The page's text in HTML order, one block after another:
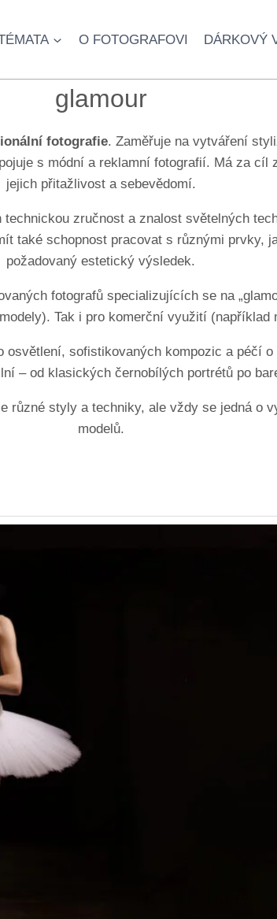
O FOTOGRAFOVI DÁRKOVÝ
glamour
fotografie. Zaměřuje na vytváření
s módní a reklamní fotografií. Má za
jejich přitažlivost a sebevědomí.
zručnost a znalost světelných
také schopnost pracovat s různými prvky,
požadovaný estetický výsledek.
fotografů specializujících se na
Tak i pro komerční využití
sofistikovaných kompozic a péčí
– od klasických černobílých portrétů po
různé styly a techniky, ale vždy se jedná o
modelů.